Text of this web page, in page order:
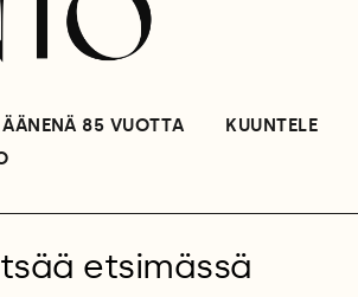
85 VUOTTA KUUNTELE
etsimässä